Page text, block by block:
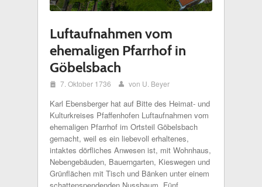
Luftaufnahmen vom
ehemaligen Pfarrhof in
Göbelsbach
i 7. Oktober 1736 x von U. Beyer
Karl Ebensberger hat auf Bitte des Heimat- und
Kulturkreises Pfaffenhofen Luftaufnahmen vom
ehemaligen Pfarrhof im Ortsteil Göbelsbach
gemacht, weil es ein liebevoll erhaltenes,
intaktes dörfliches Anwesen ist, mit Wohnhaus,
Nebengebäuden, Bauerngarten, Kieswegen und
Grünflächen mit Tisch und Bänken unter einem